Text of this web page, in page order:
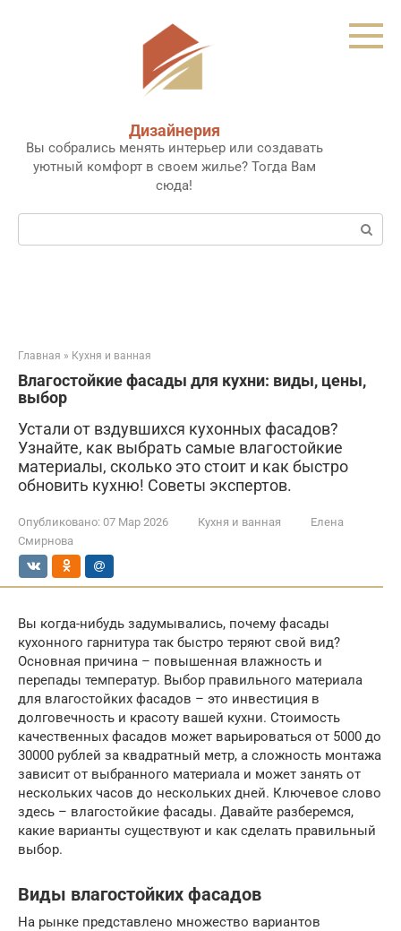
Дизайнерия
Вы собрались менять интерьер или создавать
уютный комфорт в своем жилье? Тогда Вам
сюда!
Поиск:
Главная » Кухня и ванная
Влагостойкие фасады для кухни: виды, цены,
выбор
Устали от вздувшихся кухонных фасадов?
Узнайте, как выбрать самые влагостойкие
материалы, сколько это стоит и как быстро
обновить кухню! Советы экспертов.
Опубликовано: 07 Мар 2026 Кухня и ванная
Елена
Смирнова
Вы когда-нибудь задумывались, почему фасады
кухонного гарнитура так быстро теряют свой вид?
Основная причина – повышенная влажность и
перепады температур. Выбор правильного материала
для влагостойких фасадов – это инвестиция в
долговечность и красоту вашей кухни. Стоимость
качественных фасадов может варьироваться от 5000 до
30000 рублей за квадратный метр, а сложность монтажа
зависит от выбранного материала и может занять от
нескольких часов до нескольких дней. Ключевое слово
здесь – влагостойкие фасады. Давайте разберемся,
какие варианты существуют и как сделать правильный
выбор.
Виды влагостойких фасадов
На рынке представлено множество вариантов